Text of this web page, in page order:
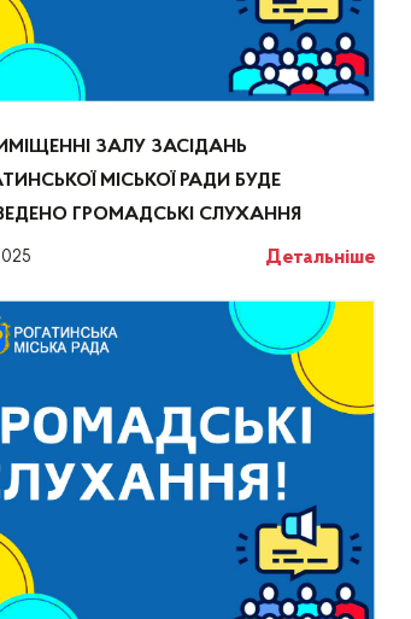
ЗАЛУ ЗАСІДАНЬ
МІСЬКОЇ РАДИ БУДЕ
ГРОМАДСЬКІ СЛУХАННЯ
Детальніше